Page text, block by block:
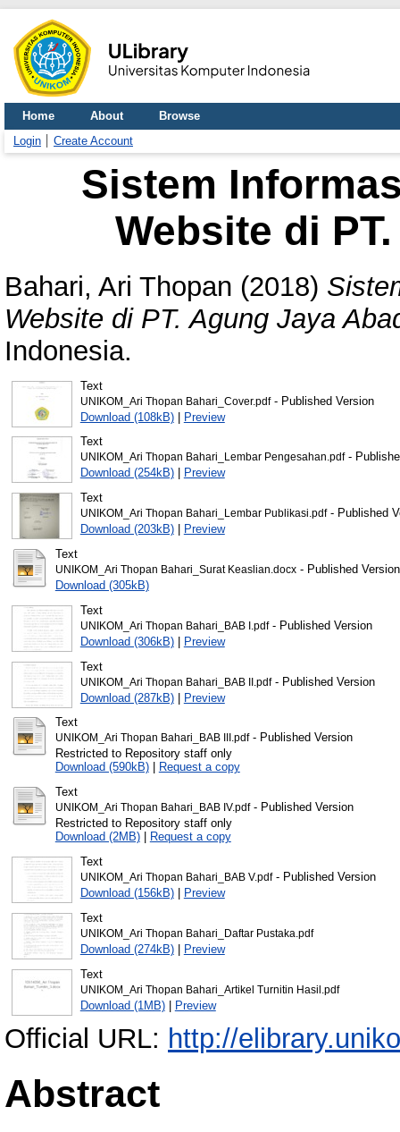
Home About
Browse
Login
Create Account
Sistem
Website di
Bahari, Ari Thopan (2018)
Website di PT. Agung Jaya
Indonesia.
Text
UNIKOM_Ari Thopan Bahari_Cover.pdf- Published Version
Download (108kB)| Preview
Text
UNIKOM_Ari Thopan Bahari_Lembar Pengesahan.pdf-
Download (254kB)|
Preview
Text
UNIKOM_Ari Thopan Bahari_Lembar Publikasi.pdf- Published
Download (203kB)|
Preview
Text
UNIKOM_Ari Thopan Bahari_Surat Keaslian.docx- Published Version
Download (305kB)
Text
UNIKOM_Ari Thopan Bahari_BAB I.pdf- Published Version
Download (306kB)|
Preview
Text
UNIKOM_Ari Thopan Bahari_BAB II.pdf- Published Version
Download (287kB)| Preview
Text
UNIKOM_Ari Thopan Bahari_BAB III.pdf- Published Version
Restricted to Repository staff only
Download (590kB)|
Request a copy
Text
UNIKOM_Ari Thopan Bahari_BAB IV.pdf- Published Version
Restricted to Repository staff only
Download (2MB)|
Request a copy
Text
UNIKOM_Ari Thopan Bahari_BAB V.pdf- Published Version
Download (156kB)|
Preview
Text
UNIKOM_Ari Thopan Bahari_Daftar Pustaka.pdf
Download (274kB)|
Preview
Text
UNIKOM_Ari Thopan Bahari_Artikel Turnitin Hasil.pdf
Download (1MB)| Preview
Official URL: http://
Abstract